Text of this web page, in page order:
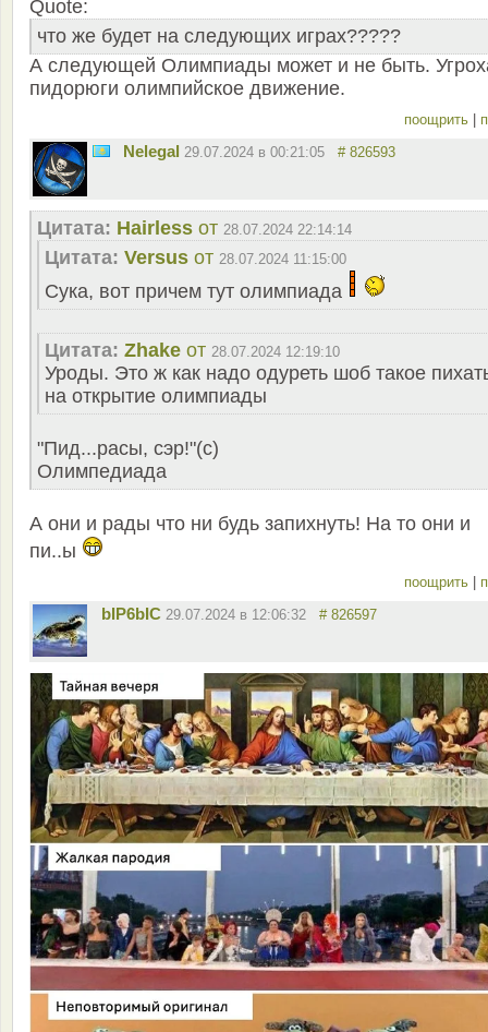
Quote:
что же будет на следующих играх?????
А следующей Олимпиады может и не быть.
пидорюги олимпийское движение.
поощрить |
Nelegal 29.07.2024 в 00:21:05 # 826593
Цитата: Hairless от 28.07.2024 22:14:14
Цитата: Versus от 28.07.2024 11:15:00
Сука, вот причем тут олимпиада
Цитата: Zhake от 28.07.2024 12:19:10
Уроды. Это ж как надо одуреть шоб такое
на открытие олимпиады
"Пид...расы, сэр!"(с)
Олимпедиада
А они и рады что ни будь запихнуть! На то они и
пи..ы
поощрить |
bIP6bIC 29.07.2024 в 12:06:32 # 826597